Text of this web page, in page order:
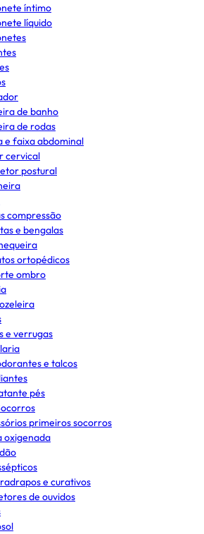
íntimo
líquido
de banho
de rodas
e faixa abdominal
cervical
postural
compressão
e bengalas
ortopédicos
ombro
e verrugas
e talcos
pés
primeiros socorros
oxigenada
e curativos
de ouvidos